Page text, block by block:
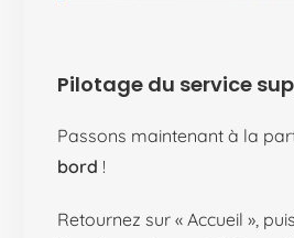
Pilotage du service
Passons maintenant à la
bord !
Retournez sur « Accueil »,